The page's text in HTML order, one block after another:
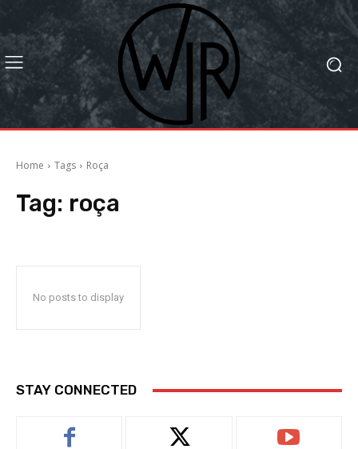
Home Tags Roça
Tag: roça
No posts to display
STAY CONNECTED